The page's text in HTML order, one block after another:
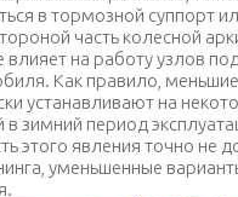
в тормозной суппорт
часть колесной
влияет на работу узлов
Как правило,
устанавливают на
зимний период
этого явления точно не
уменьшенные